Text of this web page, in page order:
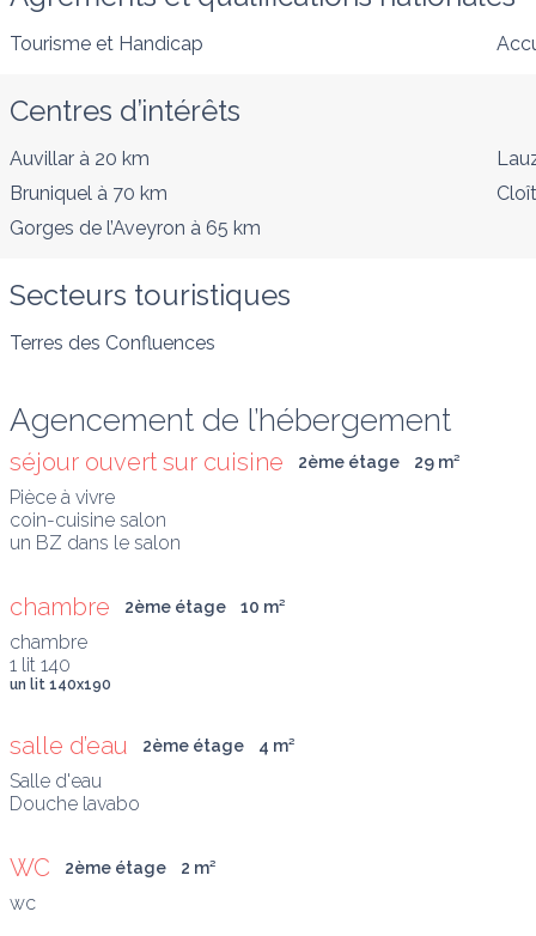
Tourisme et Handicap
Centres d’intérêts
Auvillar à 20 km
Bruniquel à 70 km
Gorges de l’Aveyron à 65 km
Secteurs touristiques
Terres des Confluences
Agencement de l’hébergement
séjour ouvert sur cuisine 2ème étage 29 m²
Pièce à vivre
coin-cuisine salon
un BZ dans le salon
chambre 2ème étage 10 m²
chambre
1 lit 140
un lit 140x190
salle d’eau 2ème étage 4 m²
Salle d'eau
Douche lavabo
WC 2ème étage 2 m²